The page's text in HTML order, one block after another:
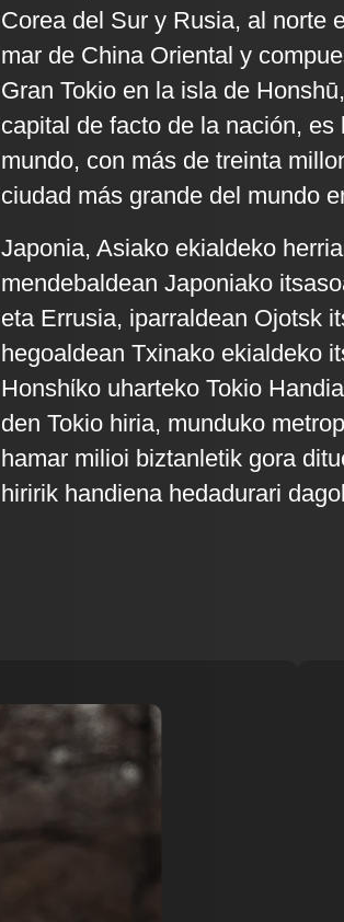
Corea del Sur y Rusia, al norte
mar de China Oriental y
Gran Tokio en la isla de
capital de facto de la nación,
mundo, con más de treinta
ciudad más grande del mundo
Japonia, Asiako ekialdeko
mendebaldean Japoniako
eta Errusia, iparraldean Ojotsk
hegoaldean Txinako ekialdeko
Honshίko uharteko Tokio
den Tokio hiria, munduko
hamar milioi biztanletik gora
hiririk handiena hedadurari